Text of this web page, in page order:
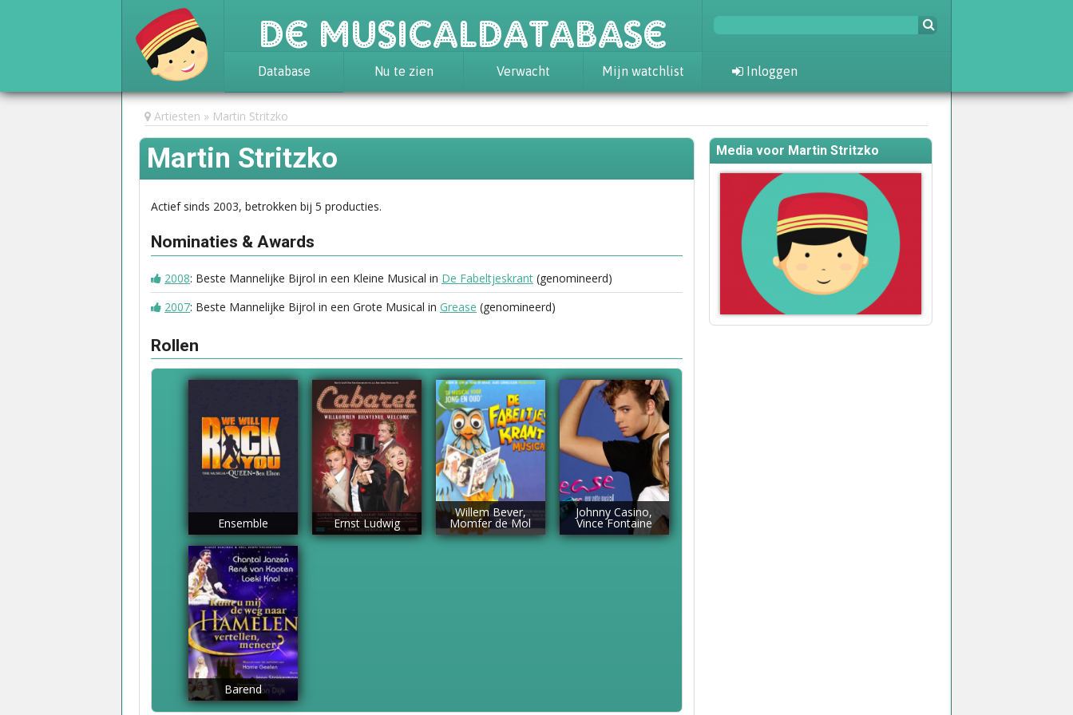
De Musicaldatabase
Database
Achtergrond
Awards
Statistieken
Nu te zien Verwacht Mijn watchlist Inloggen
Artiesten Martin Stritzko
Martin Stritzko
Actief sinds 2003, betrokken bij 5 producties.
Nominaties & Awards
2008: Beste Mannelijke Bijrol in een Kleine Musical in De Fabeltjeskrant (genomineerd)
2007: Beste Mannelijke Bijrol in een Grote Musical in Grease (genomineerd)
Rollen
Ensemble Ernst Ludwig
Willem Bever,
Momfer de Mol
Johnny Casino,
Vince Fontaine
Barend
Media voor Martin Stritzko